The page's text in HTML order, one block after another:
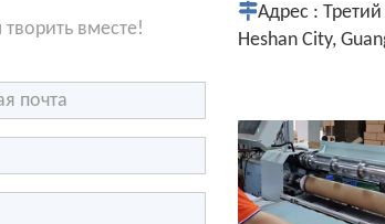
вместе!
Адрес :
Heshan City,